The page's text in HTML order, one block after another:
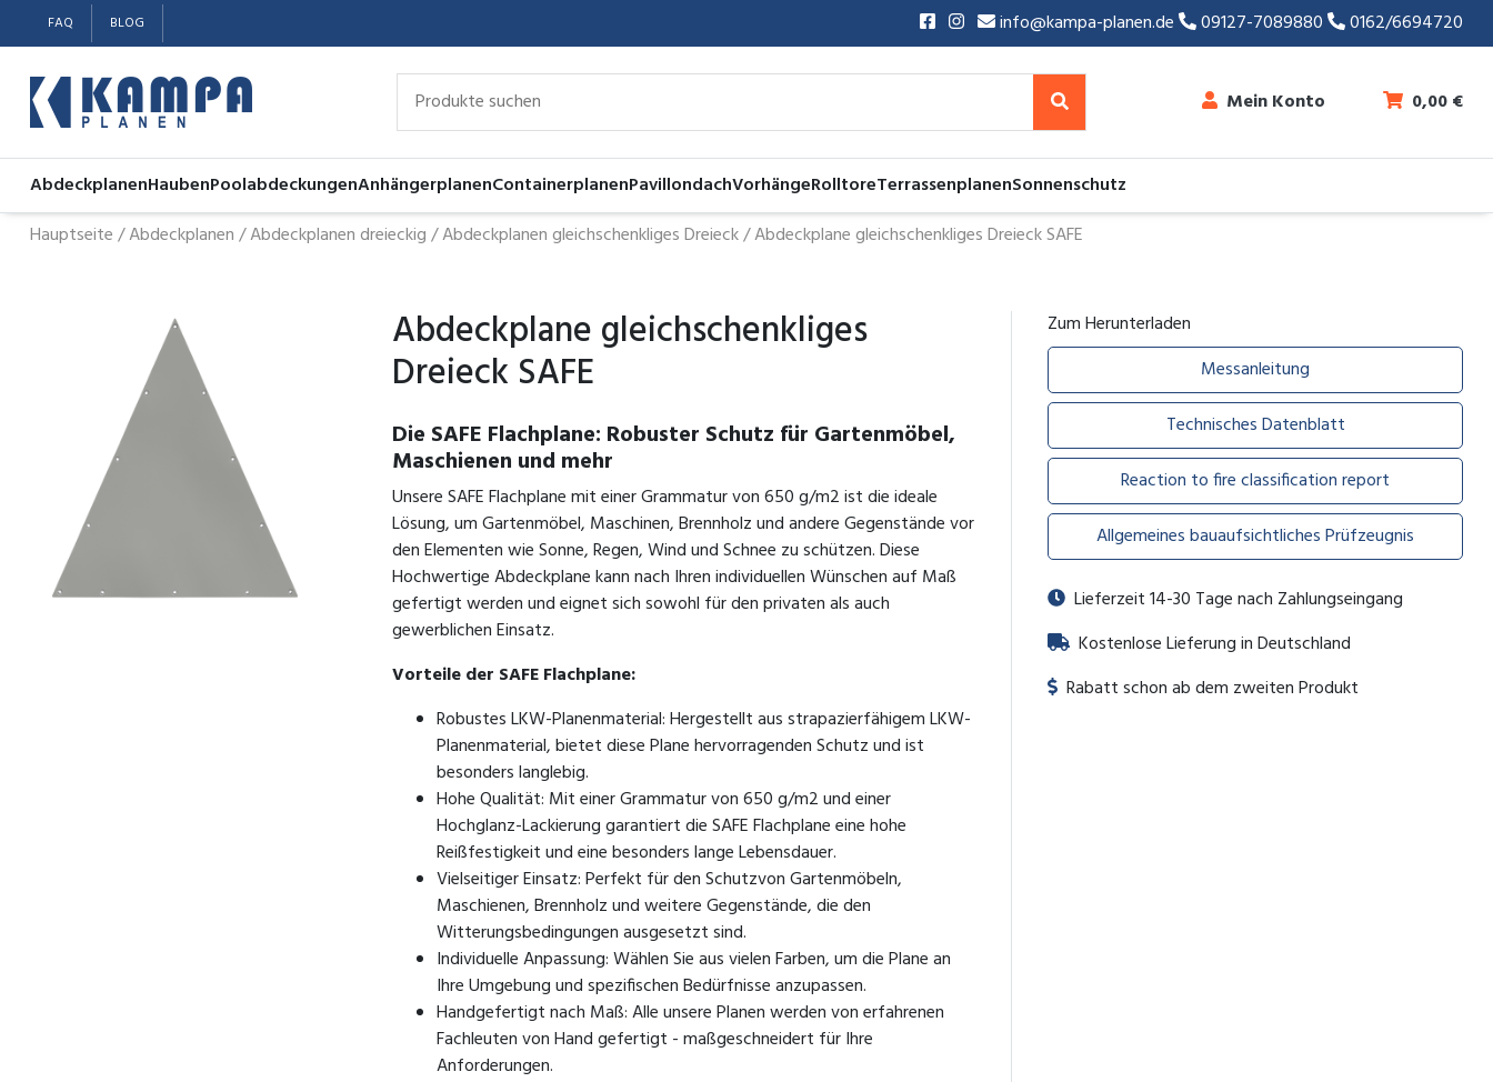
FAQ BLOG info@kampa-planen.de 09127-7089880 0162/6694720
Mein Konto 0,00€
AbdeckplanenHaubenPoolabdeckungenAnhängerplanenContainerplanenPavillondachVorhängeRolltoreTerrassenplanenSonnenschutz
Hauptseite/Abdeckplanen/Abdeckplanen dreieckig/Abdeckplanen gleichschenkliges Dreieck/Abdeckplane gleichschenkliges Dreieck SAFE
Abdeckplane gleichschenkliges
Dreieck SAFE
Die SAFE Flachplane: Robuster Schutz für Gartenmöbel,
Maschienen und mehr
Unsere SAFE Flachplane mit einer Grammatur von 650 g/m2 ist die ideale
Lösung, um Gartenmöbel, Maschinen, Brennholz und andere Gegenstände vor
den Elementen wie Sonne, Regen, Wind und Schnee zu schützen. Diese
Hochwertige Abdeckplane kann nach Ihren individuellen Wünschen auf Maß
gefertigt werden und eignet sich sowohl für den privaten als auch
gewerblichen Einsatz.
Vorteile der SAFE Flachplane:
Robustes LKW-Planenmaterial: Hergestellt aus strapazierfähigem LKW-
Planenmaterial, bietet diese Plane hervorragenden Schutz und ist
besonders langlebig.
Hohe Qualität: Mit einer Grammatur von 650 g/m2 und einer
Hochglanz-Lackierung garantiert die SAFE Flachplane eine hohe
Reißfestigkeit und eine besonders lange Lebensdauer.
Vielseitiger Einsatz: Perfekt für den Schutzvon Gartenmöbeln,
Maschienen, Brennholz und weitere Gegenstände, die den
Witterungsbedingungen ausgesetzt sind.
Individuelle Anpassung: Wählen Sie aus vielen Farben, um die Plane an
Ihre Umgebung und spezifischen Bedürfnisse anzupassen.
Handgefertigt nach Maß: Alle unsere Planen werden von erfahrenen
Fachleuten von Hand gefertigt - maßgeschneidert für Ihre
Anforderungen.
Zum Herunterladen
Messanleitung
Technisches Datenblatt
Reaction to fire classification report
Allgemeines bauaufsichtliches Prüfzeugnis
Lieferzeit 14-30 Tage nach Zahlungseingang
Kostenlose Lieferung in Deutschland
Rabatt schon ab dem zweiten Produkt